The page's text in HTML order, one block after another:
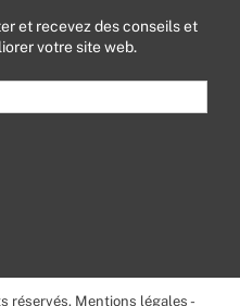
et recevez des conseils et
votre site web.
réservés. Mentions légales -